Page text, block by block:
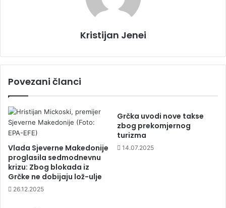
Kristijan Jenei
Povezani članci
Vlada Sjeverne Makedonije
proglasila sedmodnevnu
krizu: Zbog blokada iz
Grčke ne dobijaju lož-ulje
26.12.2025
Grčka uvodi nove takse
zbog prekomjernog
turizma
14.07.2025